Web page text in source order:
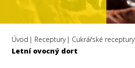
Úvod Receptury Cukrářské receptury
Letní ovocný dort